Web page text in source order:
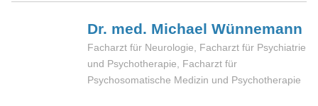
Dr. med. MichaelWünnemann
Facharzt für Neurologie, Facharzt für Psychiatrie
und Psychotherapie, Facharzt für
Psychosomatische Medizin und Psychotherapie